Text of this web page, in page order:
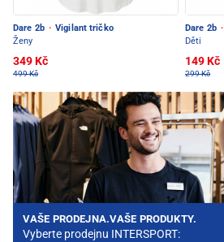
Dare 2b · Vigilant tričko
Ženy
349 Kč
499 Kč
Dare 2b ·
Děti
149 Kč
299 Kč
VAŠE PRODEJNA.VAŠE PRODUKTY.
Vyberte prodejnu INTERSPORT: